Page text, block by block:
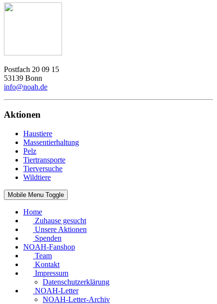
Postfach 20 09 15
53139 Bonn
info@noah.de
Aktionen
Haustiere
Massentierhaltung
Pelz
Tiertransporte
Tierversuche
Wildtiere
Mobile Menu Toggle
Home
Zuhause gesucht
Unsere Aktionen
Spenden
NOAH-Fanshop
Team
Kontakt
Impressum
Datenschutzerklärung
NOAH-Letter
NOAH-Letter-Archiv